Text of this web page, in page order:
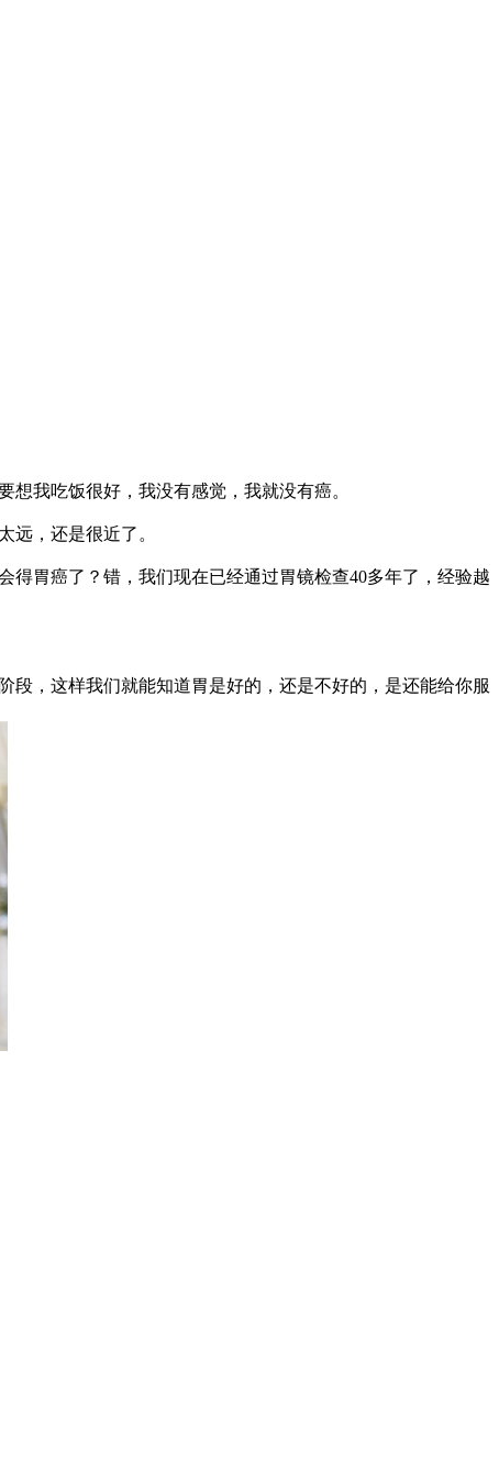
我吃饭很好，我没有感觉，我就没有癌。
，还是很近了。
胃癌了？错，我们现在已经通过胃镜检查40多年了，经验越
，这样我们就能知道胃是好的，还是不好的，是还能给你服